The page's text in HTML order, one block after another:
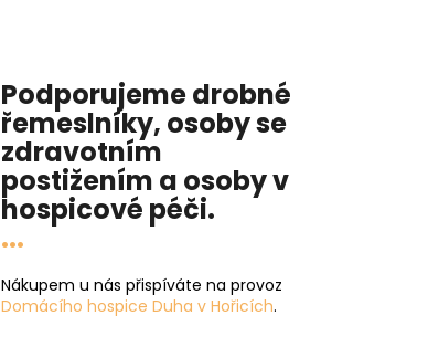
Podporujeme drobné
řemeslníky, osoby se
zdravotním
postižením a osoby v
hospicové péči.
...
Nákupem u nás přispíváte na provoz
Domácího hospice Duha v Hořicích.